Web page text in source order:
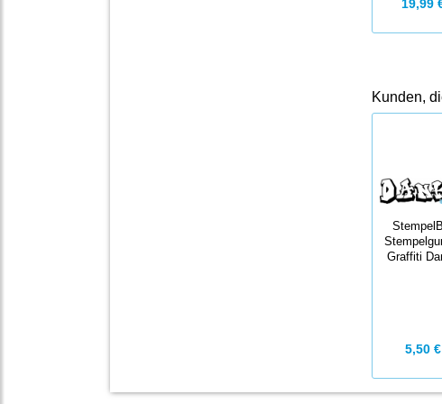
19,99
Kunden,
Graffiti
5,50 €